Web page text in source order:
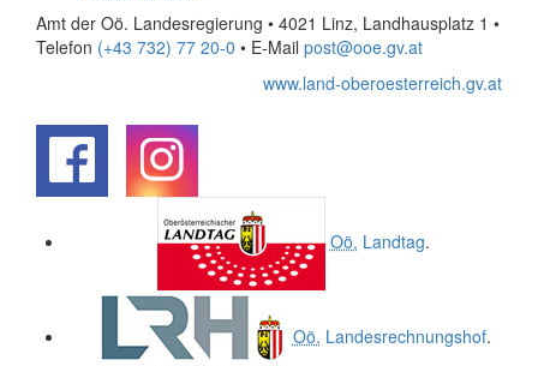
Amt der Oö. Landesregierung • 4021 Linz, Landhausplatz 1 •
Telefon (+43 732) 77 20-0 • E-Mail post@ooe.gv.at
www.land-oberoesterreich.gv.at
Oö. Landtag.
Oö. Landesrechnungshof.